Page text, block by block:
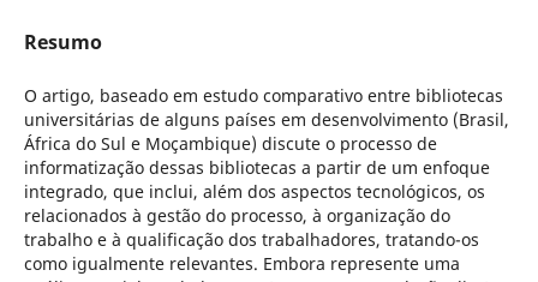
Resumo
O artigo, baseado em estudo comparativo entre bibliotecas
universitárias de alguns países em desenvolvimento (Brasil,
África do Sul e Moçambique) discute o processo de
informatização dessas bibliotecas a partir de um enfoque
integrado, que inclui, além dos aspectos tecnológicos, os
relacionados à gestão do processo, à organização do
trabalho e à qualificação dos trabalhadores, tratando-os
como igualmente relevantes. Embora represente uma